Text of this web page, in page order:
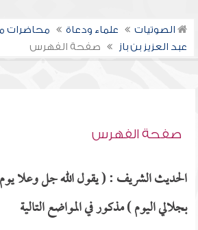
الصوتيات علماء ودعاة
محاضرات
عبد العزيز بن باز
صفحة الفهرس
صفحة الفهرس
الحديث الشريف : ( يقول الله جل وعلا يوم
بجلالي اليوم ) مذكور في المواضع التالية